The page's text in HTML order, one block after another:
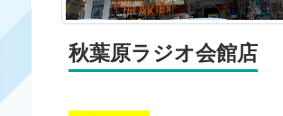
秋葉原ラジオ会館店